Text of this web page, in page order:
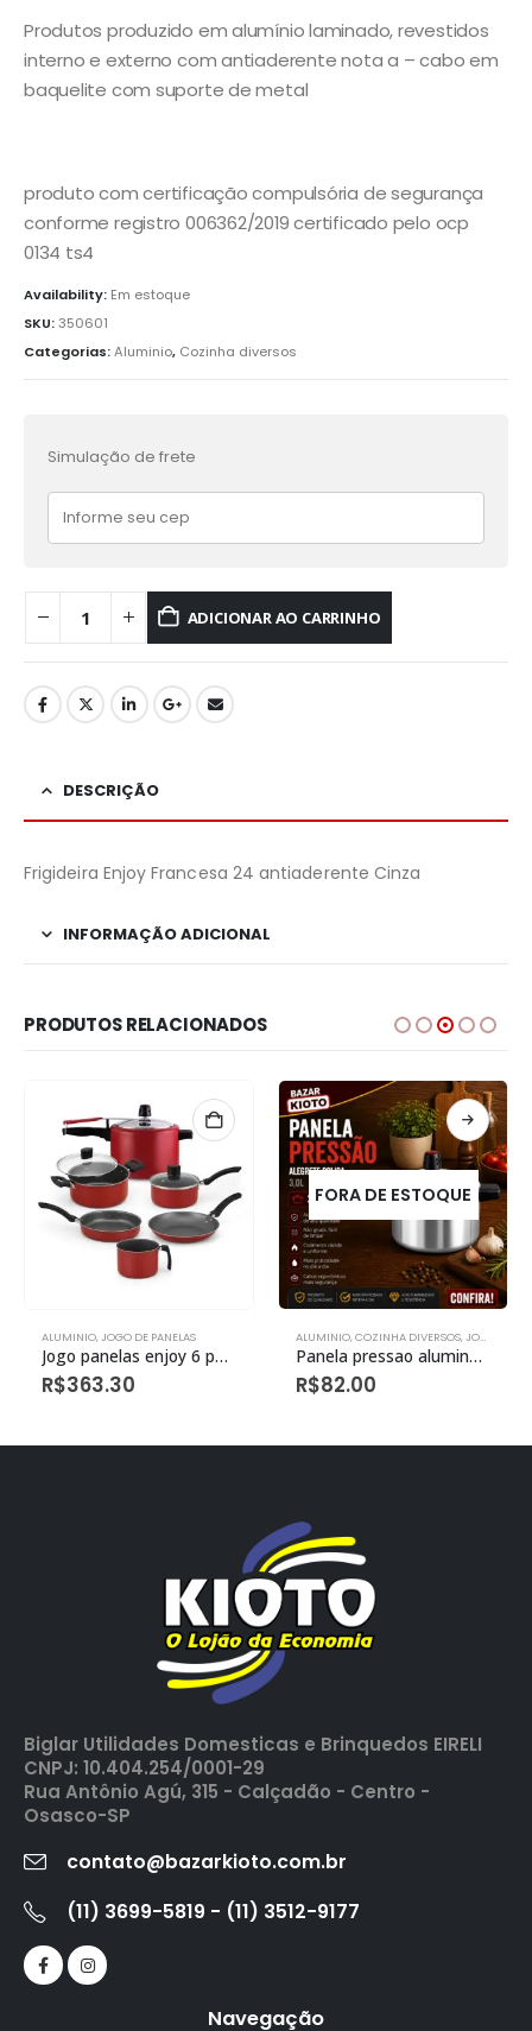
Produtos produzido em alumínio laminado, revestidos
interno e externo com antiaderente nota a – cabo em
baquelite com suporte de metal
produto com certificação compulsória de segurança
conforme registro 006362/2019 certificado pelo ocp
0134 ts4
Availability: Em estoque
SKU:350601
Categorias:Aluminio, Cozinha diversos
Simulação de frete
ADICIONAR AO CARRINHO
DESCRIÇÃO
Frigideira Enjoy Francesa 24 antiaderente Cinza
INFORMAÇÃO ADICIONAL
PRODUTOS RELACIONADOS
ALUMINIO,JOGO DE PANELAS
Jogo panelas enjoy 6 peças tampa vidro e panela pressão
R$363.30
FORA DE ESTOQUE
ALUMINIO,COZINHA DIVERSOS,JOGO DE PANELAS
Panela pressao alumine 3,0l polida
R$82.00
Biglar Utilidades Domesticas e Brinquedos EIRELI
CNPJ: 10.404.254/0001-29
Rua Antônio Agú, 315 - Calçadão - Centro -
Osasco-SP
contato@bazarkioto.com.br
(11) 3699-5819 - (11) 3512-9177
Navegação